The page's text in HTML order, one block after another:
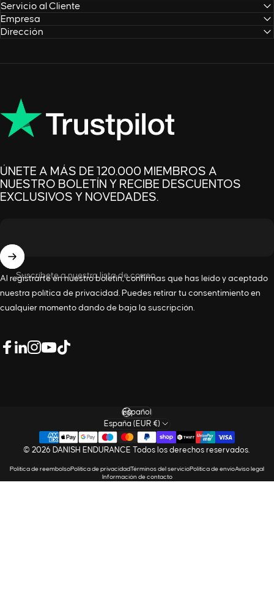
Servicio al Cliente
Empresa
Dirección
ÚNETE A MÁS DE 120.000 MIEMBROS A
NUESTRO BOLETÍN Y RECIBE DESCUENTOS
EXCLUSIVOS Y NOVEDADES.
Suscríbete a nuestra lista de correo
Al registrarte en nuestro boletín, confirmas que has leído y aceptado
nuestra política de privacidad. Puedes retirar tu consentimiento en
cualquier momento dando de baja la suscripción.
© 2026 DANISH ENDURANCE Todos los derechos reservados.
Política de reembolsoPolítica de privacidadTérminos del servicioPolítica de envíoAviso legal
Información de contacto
Idioma
España (EUR €)